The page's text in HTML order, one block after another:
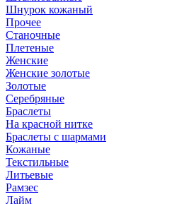
Шнурок кожаный
Прочее
Станочные
Плетеные
Женские
Женские золотые
Золотые
Серебряные
Браслеты
На красной нитке
Браслеты с шармами
Кожаные
Текстильные
Литьевые
Рамзес
Лайм